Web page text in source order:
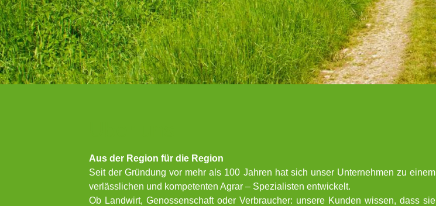
Aus der Region für die Region
Seit der Gründung vor mehr als 100 Jahren hat sich unser Unternehmen zu einem
verlässlichen und kompetenten Agrar – Spezialisten entwickelt.
Ob Landwirt, Genossenschaft oder Verbraucher: unsere Kunden wissen, dass sie